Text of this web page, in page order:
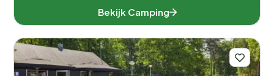
Bekijk Camping